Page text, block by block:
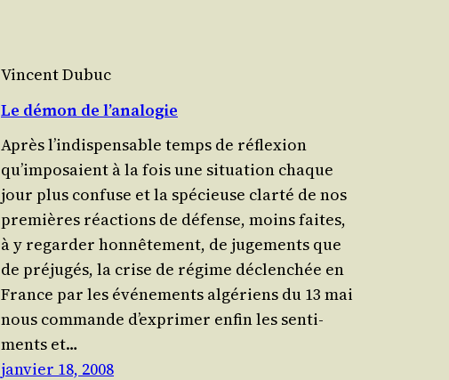
Vincent Dubuc
Le démon de l’analogie
Après l’indispensable temps de réflexion
qu’imposaient à la fois une situa­tion chaque
jour plus confuse et la spécieuse clar­té de nos
pre­mières réac­tions de défense, moins faites,
à y regar­der hon­nê­te­ment, de juge­ments que
de pré­ju­gés, la crise de régime déclenchée en
France par les évé­ne­ments algé­riens du 13 mai
nous com­mande d’exprimer enfin les sen­ti­
ments et…
janvier 18, 2008